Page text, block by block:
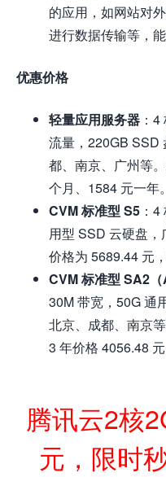
的应用，如网站对
进行数据传输等，
优惠价格
轻量应用服务器 ：
流量，220GB SSD
都、南京、广州等
个月、1584 元一年。
CVM 标准型 S5 ：
用型 SSD 云硬盘
价格为 5689.44 元
CVM 标准型 SA2（
30M 带宽，50G 通
北京、成都、南京
3 年价格 4056.48
腾讯云2核
元，限时